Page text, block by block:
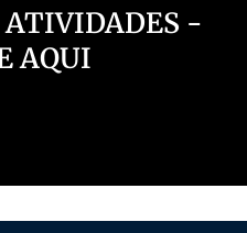
ATIVIDADES -
AQUI